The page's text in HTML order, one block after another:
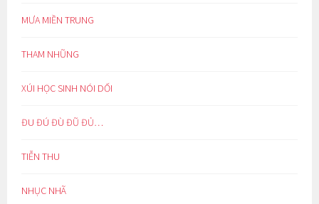
MƯA MIỀN TRUNG
THAM NHŨNG
XÚI HỌC SINH NÓI DỐI
ĐU ĐÚ ĐÙ ĐŨ ĐỦ…
TIỄN THU
NHỤC NHÃ